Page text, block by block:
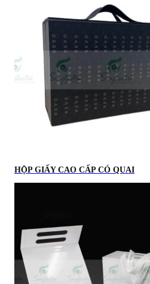
HỘP GIẤY CAO CẤP CÓ QUAI